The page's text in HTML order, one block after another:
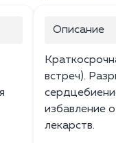
Описание
встреч).
избавление
лекарств.